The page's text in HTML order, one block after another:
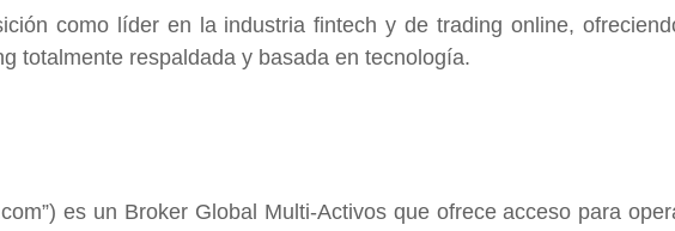
como líder en la industria fintech y de trading online,
totalmente respaldada y basada en tecnología.
es un Broker Global Multi-Activos que ofrece acceso para